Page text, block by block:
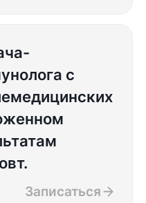
с
Записаться